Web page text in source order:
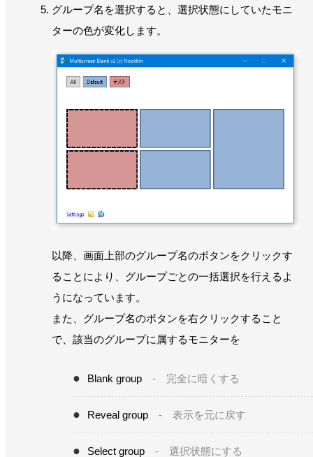
グループ名を選択すると、選択状態にしていたモニ
ターの色が変化します。
以降、画面上部のグループ名のボタンをクリックす
ることにより、グループごとの一括選択を行えるよ
うになっています。
また、グループ名のボタンを右クリックすること
で、該当のグループに属するモニターを
Blank group - 完全に暗くする
Reveal group - 表示を元に戻す
Select group - 選択状態にする